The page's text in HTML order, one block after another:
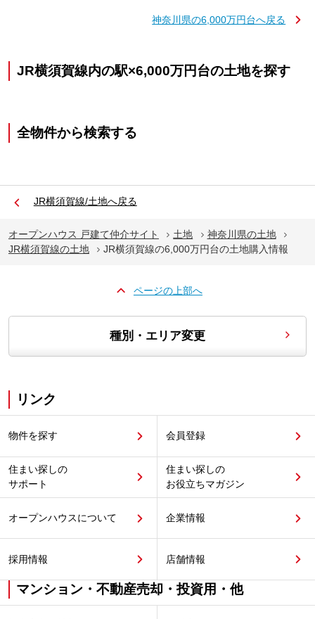
神奈川県の6,000万円台へ戻る
JR横須賀線内の駅×6,000万円台の土地を探す
全物件から検索する
JR横須賀線/土地へ戻る
オープンハウス 戸建て仲介サイト 土地
神奈川県の土地
JR横須賀線の土地
JR横須賀線の6,000万円台の土地購入情報
ページの上部へ
種別・エリア変更
リンク
物件を探す 会員登録
住まい探しの
サポート
住まい探しの
お役立ちマガジン
オープンハウスについて 企業情報
採用情報 店舗情報
マンション・不動産売却・投資用・他